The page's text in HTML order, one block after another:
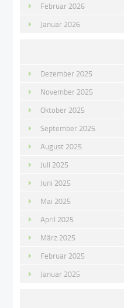
Februar 2026
Januar 2026
Dezember 2025
November 2025
Oktober 2025
September 2025
August 2025
Juli 2025
Juni 2025
Mai 2025
April 2025
März 2025
Februar 2025
Januar 2025